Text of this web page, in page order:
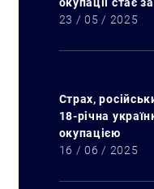
23 / 05 / 2025
Страх,
18-річна
окупацією
16 / 06 / 2025